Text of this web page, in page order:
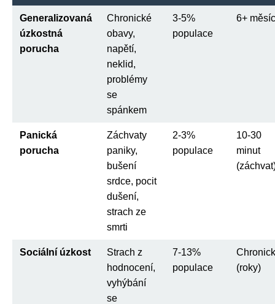
Generalizovaná
úzkostná
porucha
Chronické
obavy,
napětí,
neklid,
problémy
se
spánkem
3-5%
populace
6+
Panická
porucha
Záchvaty
paniky,
bušení
srdce, pocit
dušení,
strach ze
smrti
2-3%
populace
10-30
minut
Sociální úzkost
Strach z
hodnocení,
vyhýbání
se
7-13%
populace
(roky)